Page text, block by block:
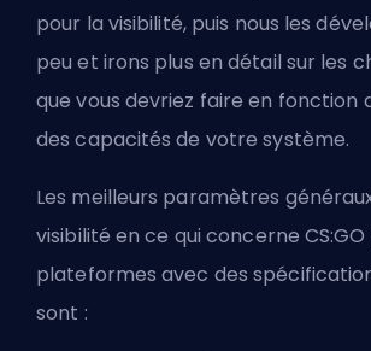
pour la visibilité, puis nous les
peu et irons plus en détail sur les
que vous devriez faire en fonction
des capacités de votre système.
Les meilleurs paramètres
visibilité en ce qui concerne
plateformes avec des
sont :